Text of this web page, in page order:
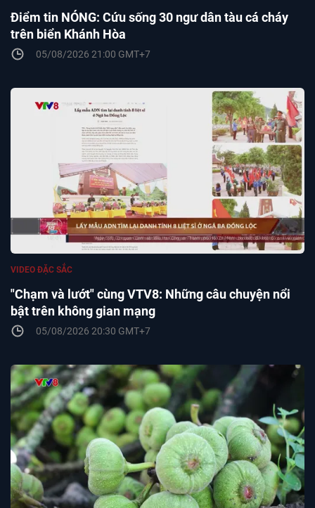
Điểm tin NÓNG: Cứu sống 30 ngư dân tàu cá cháy
trên biển Khánh Hòa
05/08/2026 21:00 GMT+7
"Chạm và lướt" cùng VTV8: Những câu chuyện nổi
bật trên không gian mạng
VIDEO ĐẶC SẮC
05/08/2026 20:30 GMT+7